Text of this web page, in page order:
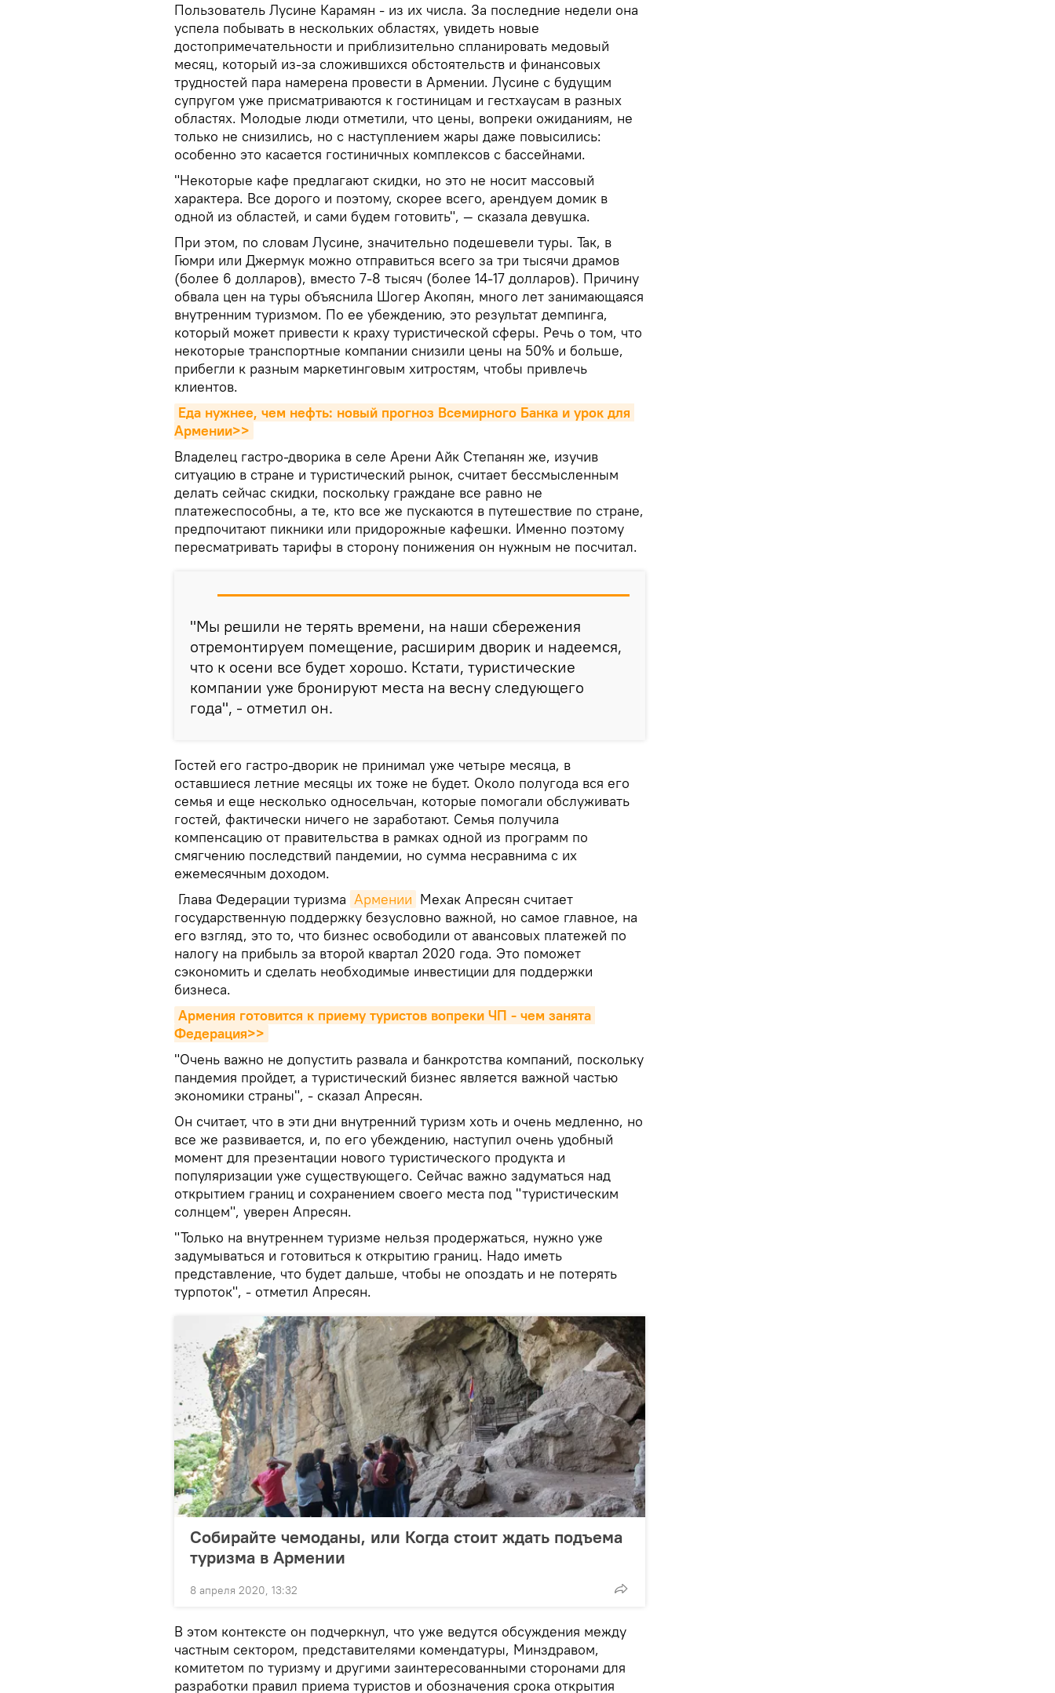
Пользователь Лусине Карамян - из их числа. За последние недели она
успела побывать в нескольких областях, увидеть новые
достопримечательности и приблизительно спланировать медовый
месяц, который из-за сложившихся обстоятельств и финансовых
трудностей пара намерена провести в Армении. Лусине с будущим
супругом уже присматриваются к гостиницам и гестхаусам в разных
областях. Молодые люди отметили, что цены, вопреки ожиданиям, не
только не снизились, но с наступлением жары даже повысились:
особенно это касается гостиничных комплексов с бассейнами.
"Некоторые кафе предлагают скидки, но это не носит массовый
характера. Все дорого и поэтому, скорее всего, арендуем домик в
одной из областей, и сами будем готовить", — сказала девушка.
При этом, по словам Лусине, значительно подешевели туры. Так, в
Гюмри или Джермук можно отправиться всего за три тысячи драмов
(более 6 долларов), вместо 7-8 тысяч (более 14-17 долларов). Причину
обвала цен на туры объяснила Шогер Акопян, много лет занимающаяся
внутренним туризмом. По ее убеждению, это результат демпинга,
который может привести к краху туристической сферы. Речь о том, что
некоторые транспортные компании снизили цены на 50% и больше,
прибегли к разным маркетинговым хитростям, чтобы привлечь
клиентов.
Еда нужнее, чем нефть: новый прогноз Всемирного Банка и урок для
Армении>>
Владелец гастро-дворика в селе Арени Айк Степанян же, изучив
ситуацию в стране и туристический рынок, считает бессмысленным
делать сейчас скидки, поскольку граждане все равно не
платежеспособны, а те, кто все же пускаются в путешествие по стране,
предпочитают пикники или придорожные кафешки. Именно поэтому
пересматривать тарифы в сторону понижения он нужным не посчитал.
"Мы решили не терять времени, на наши сбережения
отремонтируем помещение, расширим дворик и надеемся,
что к осени все будет хорошо. Кстати, туристические
компании уже бронируют места на весну следующего
года", - отметил он.
Гостей его гастро-дворик не принимал уже четыре месяца, в
оставшиеся летние месяцы их тоже не будет. Около полугода вся его
семья и еще несколько односельчан, которые помогали обслуживать
гостей, фактически ничего не заработают. Семья получила
компенсацию от правительства в рамках одной из программ по
смягчению последствий пандемии, но сумма несравнима с их
ежемесячным доходом.
Глава Федерации туризма Армении Мехак Апресян считает
государственную поддержку безусловно важной, но самое главное, на
его взгляд, это то, что бизнес освободили от авансовых платежей по
налогу на прибыль за второй квартал 2020 года. Это поможет
сэкономить и сделать необходимые инвестиции для поддержки
бизнеса.
Армения готовится к приему туристов вопреки ЧП - чем занята
Федерация>>
"Очень важно не допустить развала и банкротства компаний, поскольку
пандемия пройдет, а туристический бизнес является важной частью
экономики страны", - сказал Апресян.
Он считает, что в эти дни внутренний туризм хоть и очень медленно, но
все же развивается, и, по его убеждению, наступил очень удобный
момент для презентации нового туристического продукта и
популяризации уже существующего. Сейчас важно задуматься над
открытием границ и сохранением своего места под "туристическим
солнцем", уверен Апресян.
"Только на внутреннем туризме нельзя продержаться, нужно уже
задумываться и готовиться к открытию границ. Надо иметь
представление, что будет дальше, чтобы не опоздать и не потерять
турпоток", - отметил Апресян.
Собирайте чемоданы, или Когда стоит ждать подъема
туризма в Армении
8 апреля 2020, 13:32
В этом контексте он подчеркнул, что уже ведутся обсуждения между
частным сектором, представителями комендатуры, Минздравом,
комитетом по туризму и другими заинтересованными сторонами для
разработки правил приема туристов и обозначения срока открытия